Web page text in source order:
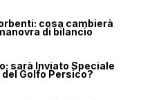
cosa cambierà
di bilancio
sarà Inviato Speciale
del Golfo Persico?